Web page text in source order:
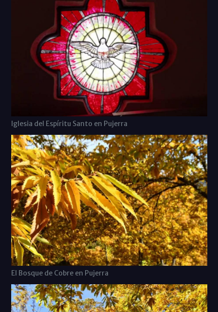
Iglesia del Espíritu Santo en Pujerra
El Bosque de Cobre en Pujerra